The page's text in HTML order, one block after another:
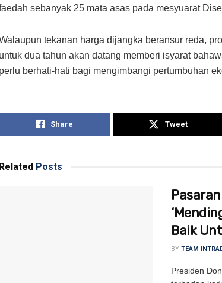
sebanyak 25 mata asas pada mesyuarat
tekanan harga dijangka beransur reda,
untuk dua tahun akan datang memberi isyarat
perlu berhati-hati bagi mengimbangi pertumbuhan
Share Tweet
Related Posts
Baik
BY TEAM
Presiden